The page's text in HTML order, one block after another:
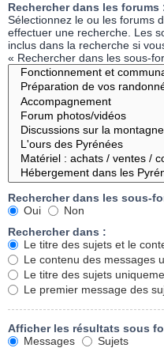
Rechercher dans les forums
Sélectionnez le ou les forums
effectuer une recherche. Les
inclus dans la recherche si
« Rechercher dans les sous-
Rechercher dans les sous-
Oui
Non
Rechercher dans :
Le titre des sujets et le
Le contenu des messages
Le titre des sujets
Le premier message des
Afficher les résultats sous
Messages
Sujets